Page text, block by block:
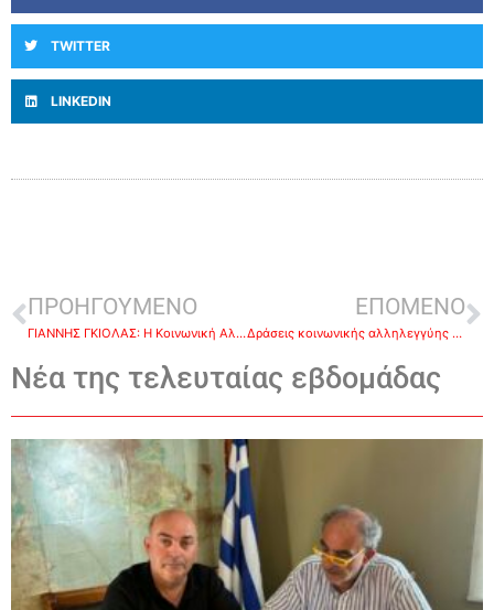
TWITTER
LINKEDIN
ΠΡΟΗΓΟΥΜΕΝΟ
ΓΙΑΝΝΗΣ ΓΚΙΟΛΑΣ: Η Κοινωνική Αλληλεγγύη, το ενδιαφέρον για τον Άνθρωπο και η μέριμνα για τους αδύναμους, τα όπλα μας στη μάχη κατά του Κορωνοιού
ΕΠΟΜΕΝΟ
Δράσεις κοινωνικής αλληλεγγύης απο τον ΔΟΚΟΙΠΑΝ και στήριξη σε άτομα με προβλήματα
Νέα της τελευταίας εβδομάδας